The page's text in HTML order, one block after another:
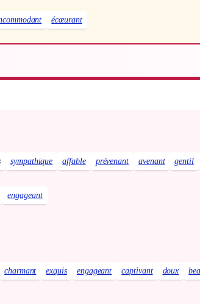
écœurant
sympathique affable prévenant avenant gentil
engageant
charmant exquis engageant captivant doux